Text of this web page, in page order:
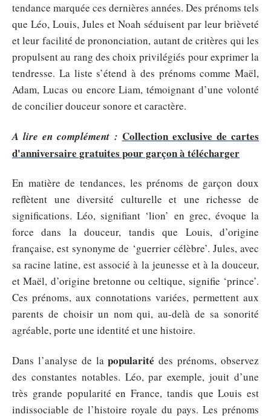
tendance marquée ces dernières années. Des prénoms tels
que Léo, Louis, Jules et Noah séduisent par leur brièveté
et leur facilité de prononciation, autant de critères qui les
propulsent au rang des choix privilégiés pour exprimer la
tendresse. La liste s’étend à des prénoms comme Maël,
Adam, Lucas ou encore Liam, témoignant d’une volonté
de concilier douceur sonore et caractère.
A lire en complément : Collection exclusive de cartes
d'anniversaire gratuites pour garçon à télécharger
En matière de tendances, les prénoms de garçon doux
reflètent une diversité culturelle et une richesse de
significations. Léo, signifiant ‘lion’ en grec, évoque la
force dans la douceur, tandis que Louis, d’origine
française, est synonyme de ‘guerrier célèbre’. Jules, avec
sa racine latine, est associé à la jeunesse et à la douceur,
et Maël, d’origine bretonne ou celtique, signifie ‘prince’.
Ces prénoms, aux connotations variées, permettent aux
parents de choisir un nom qui, au-delà de sa sonorité
agréable, porte une identité et une histoire.
Dans l’analyse de lapopularité des prénoms, observez
des constantes notables. Léo, par exemple, jouit d’une
très grande popularité en France, tandis que Louis est
indissociable de l’histoire royale du pays. Les prénoms